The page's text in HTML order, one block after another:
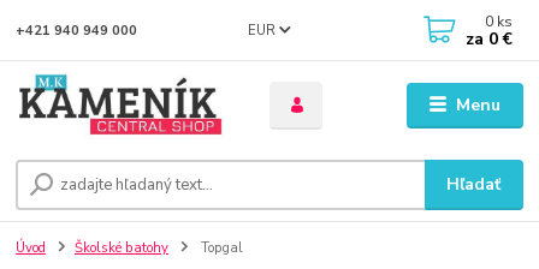
Menu
EUR
Hľadať
+421 940 949 000 0 ks
za 0 €
Úvod Školské batohy Topgal